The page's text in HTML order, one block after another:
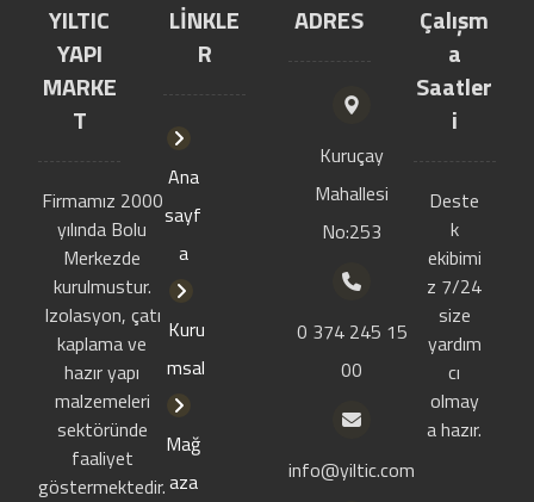
YILTIC
YAPI
MARKE
T
Firmamız 2000
yılında Bolu
Merkezde
kurulmustur.
Izolasyon, çatı
kaplama ve
hazır yapı
malzemeleri
sektöründe
faaliyet
göstermektedir.
LİNKLE
R
Ana
sayf
a
Kuru
msal
Mağ
aza
ADRES
Kuruçay
Mahallesi
No:253
0 374 245 15
00
info@yiltic.com
Çalışm
a
Saatler
i
Deste
k
ekibimi
z 7/24
size
yardım
cı
olmay
a hazır.